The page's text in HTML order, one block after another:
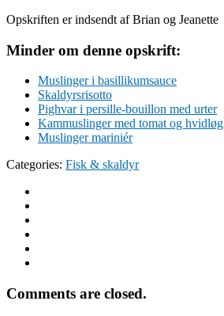
Opskriften er indsendt af Brian og Jeanette
Minder om denne opskrift:
Muslinger i basillikumsauce
Skaldyrsrisotto
Pighvar i persille-bouillon med urter
Kammuslinger med tomat og hvidløg
Muslinger mariniér
Categories: Fisk & skaldyr
Comments are closed.